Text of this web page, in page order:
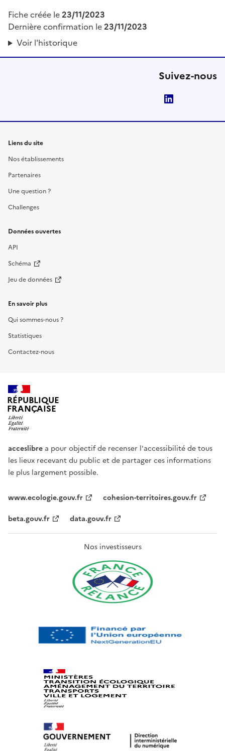
Fiche créée le23/11/2023
Dernière confirmation le23/11/2023
Voir l'historique
Suivez-nous
Liens du site
Nos établissements
Partenaires
Une question ?
Challenges
Données ouvertes
API
Schéma
Jeu de données
En savoir plus
Qui sommes-nous ?
Statistiques
Contactez-nous
RÉPUBLIQUE
FRANÇAISE
acceslibre a pour objectif de recenser l'accessibilité de tous
les lieux recevant du public et de partager ces informations
le plus largement possible.
www.ecologie.gouv.fr
cohesion-territoires.gouv.fr
beta.gouv.fr
data.gouv.fr
Nos investisseurs